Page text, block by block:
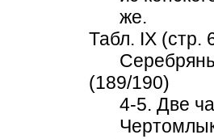
же.
Табл. IX (стр.
(189/190)
4-5. Две